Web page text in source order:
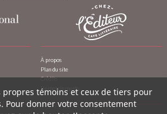
À propos
Plan du site
Crédits
Remerciements
propres témoins et ceux de tiers pour
Pour donner votre consentement